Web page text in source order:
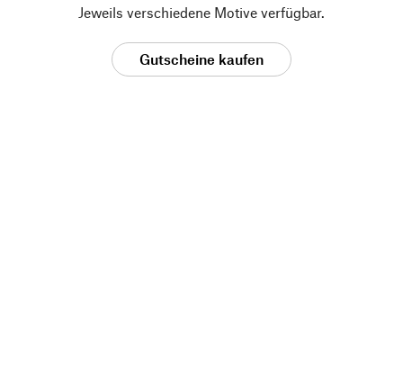
Jeweils verschiedene Motive verfügbar.
Gutscheine kaufen